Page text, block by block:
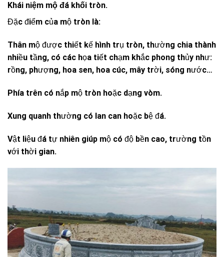
Khái niệm mộ đá khối tròn.
Đặc điểm của mộ tròn là:
Thân mộ được thiết kế hình trụ tròn, thường chia thành
nhiều tầng, có các họa tiết chạm khắc phong thủy như:
rồng, phượng, hoa sen, hoa cúc, mây trời, sóng nước…
Phía trên có nắp mộ tròn hoặc dạng vòm.
Xung quanh thường có lan can hoặc bệ đá.
Vật liệu đá tự nhiên giúp mộ có độ bền cao, trường tồn
với thời gian.